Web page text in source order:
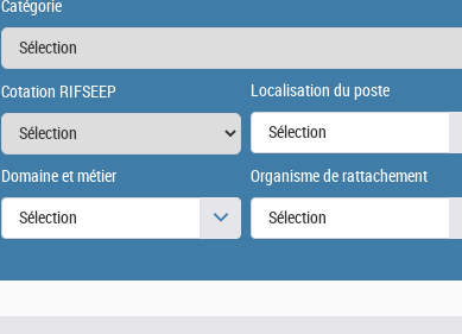
Catégorie
Cotation RIFSEEP Localisation du poste
Sélection
Domaine et métier
Sélection
Organisme de rattachement
Sélection